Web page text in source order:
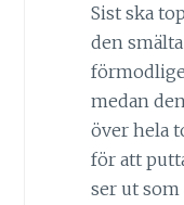
Sist ska
den
medan
över hela
för att
ser ut som